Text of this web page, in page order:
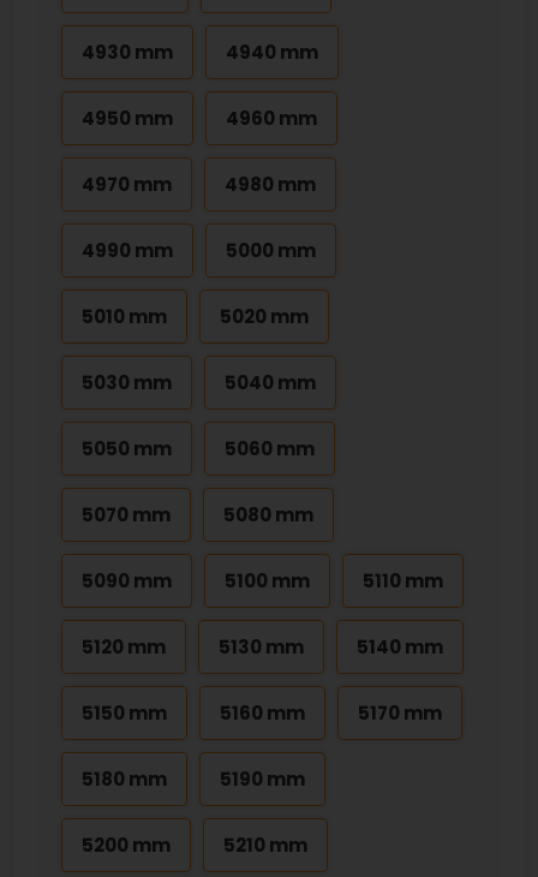
4930 mm 4940 mm
4950 mm 4960 mm
4970 mm 4980 mm
4990 mm 5000 mm
5010 mm 5020 mm
5030 mm 5040 mm
5050 mm 5060 mm
5070 mm 5080 mm
5090 mm 5100 mm 5110 mm
5120 mm 5130 mm 5140 mm
5150 mm 5160 mm 5170 mm
5180 mm 5190 mm
5200 mm 5210 mm